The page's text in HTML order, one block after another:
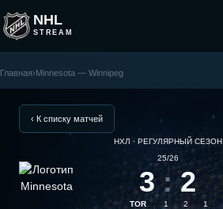
NHL
STREAM
Winnipeg
Minnesota:
результат
Главная›Minnesota — Winnipeg
‹ К списку матчей
НХЛ · РЕГУЛЯРНЫЙ СЕЗОН
25/26
3 : 2
TOR 1 2
1